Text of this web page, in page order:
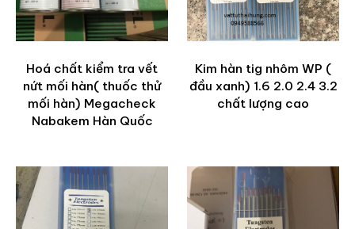
Hoá chất kiểm tra vết
nứt mối hàn( thuốc thử
mối hàn) Megacheck
Nabakem Hàn Quốc
Kim hàn tig nhôm WP (
đầu xanh) 1.6 2.0 2.4 3.2
chất lượng cao